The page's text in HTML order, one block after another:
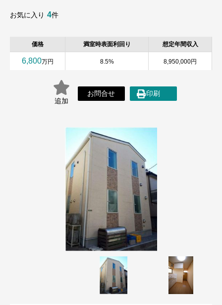
お気に入り 4件
価格 満室時表面利回り 想定年間収入
6,800万円 8.5% 8,950,000円
追加
お問合せ 印刷